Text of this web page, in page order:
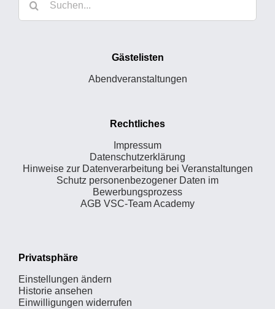
nach:
Gästelisten
Abendveranstaltungen
Rechtliches
Impressum
Datenschutzerklärung
Hinweise zur Datenverarbeitung bei Veranstaltungen
Schutz personenbezogener Daten im
Bewerbungsprozess
AGB VSC-Team Academy
Privatsphäre
Einstellungen ändern
Historie ansehen
Einwilligungen widerrufen